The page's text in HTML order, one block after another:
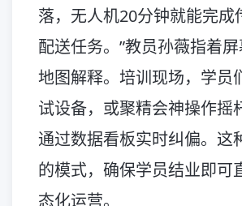
落，无人机20分钟就能完成
配送任务。”教员孙薇指着
地图解释。培训现场，学员
试设备，或聚精会神操作摇
通过数据看板实时纠偏。这
的模式，确保学员结业即可
态化运营。